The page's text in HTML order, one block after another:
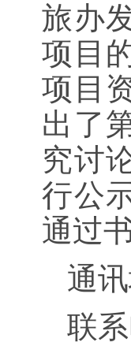
旅办
项目
项目
出了
究讨
行公
通过
通
联